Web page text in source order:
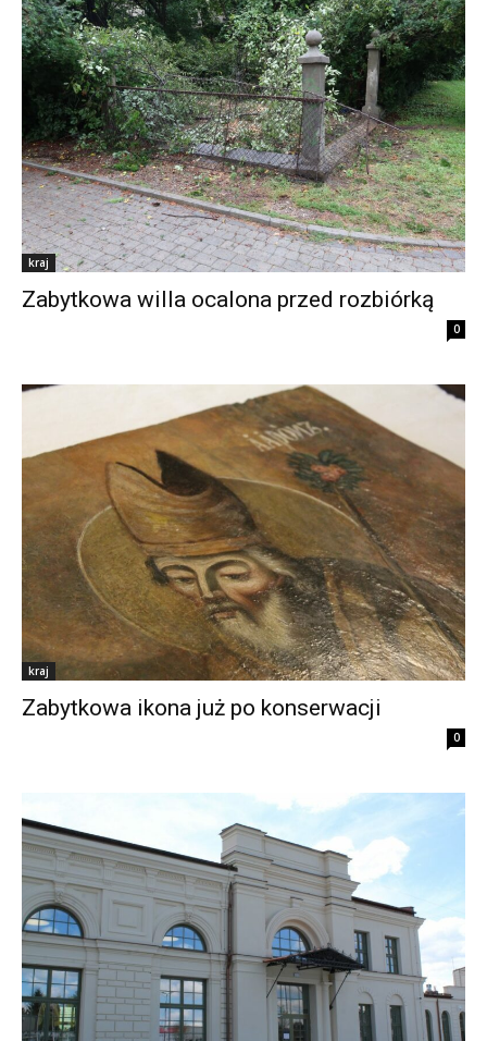
kraj
Zabytkowa willa ocalona przed rozbiórką
0
kraj
Zabytkowa ikona już po konserwacji
0